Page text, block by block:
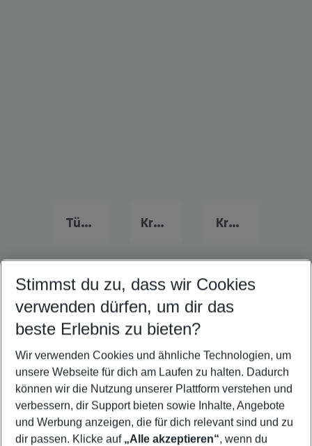
Türkei Familienurlaub Kroatien Familienurlaub Kreta Familienurlaub
Quicklinks
Last Minute Varna
Urlaub Varna
Frübucher Angebote Varna für 2026
Flug & Hotel Varna
Pauschalreisen Varna
Stimmst du zu, dass wir Cookies
verwenden dürfen, um dir das
beste Erlebnis zu bieten?
Wir verwenden Cookies und ähnliche Technologien, um
unsere Webseite für dich am Laufen zu halten. Dadurch
können wir die Nutzung unserer Plattform verstehen und
verbessern, dir Support bieten sowie Inhalte, Angebote
und Werbung anzeigen, die für dich relevant sind und zu
dir passen. Klicke auf „Alle akzeptieren“, wenn du